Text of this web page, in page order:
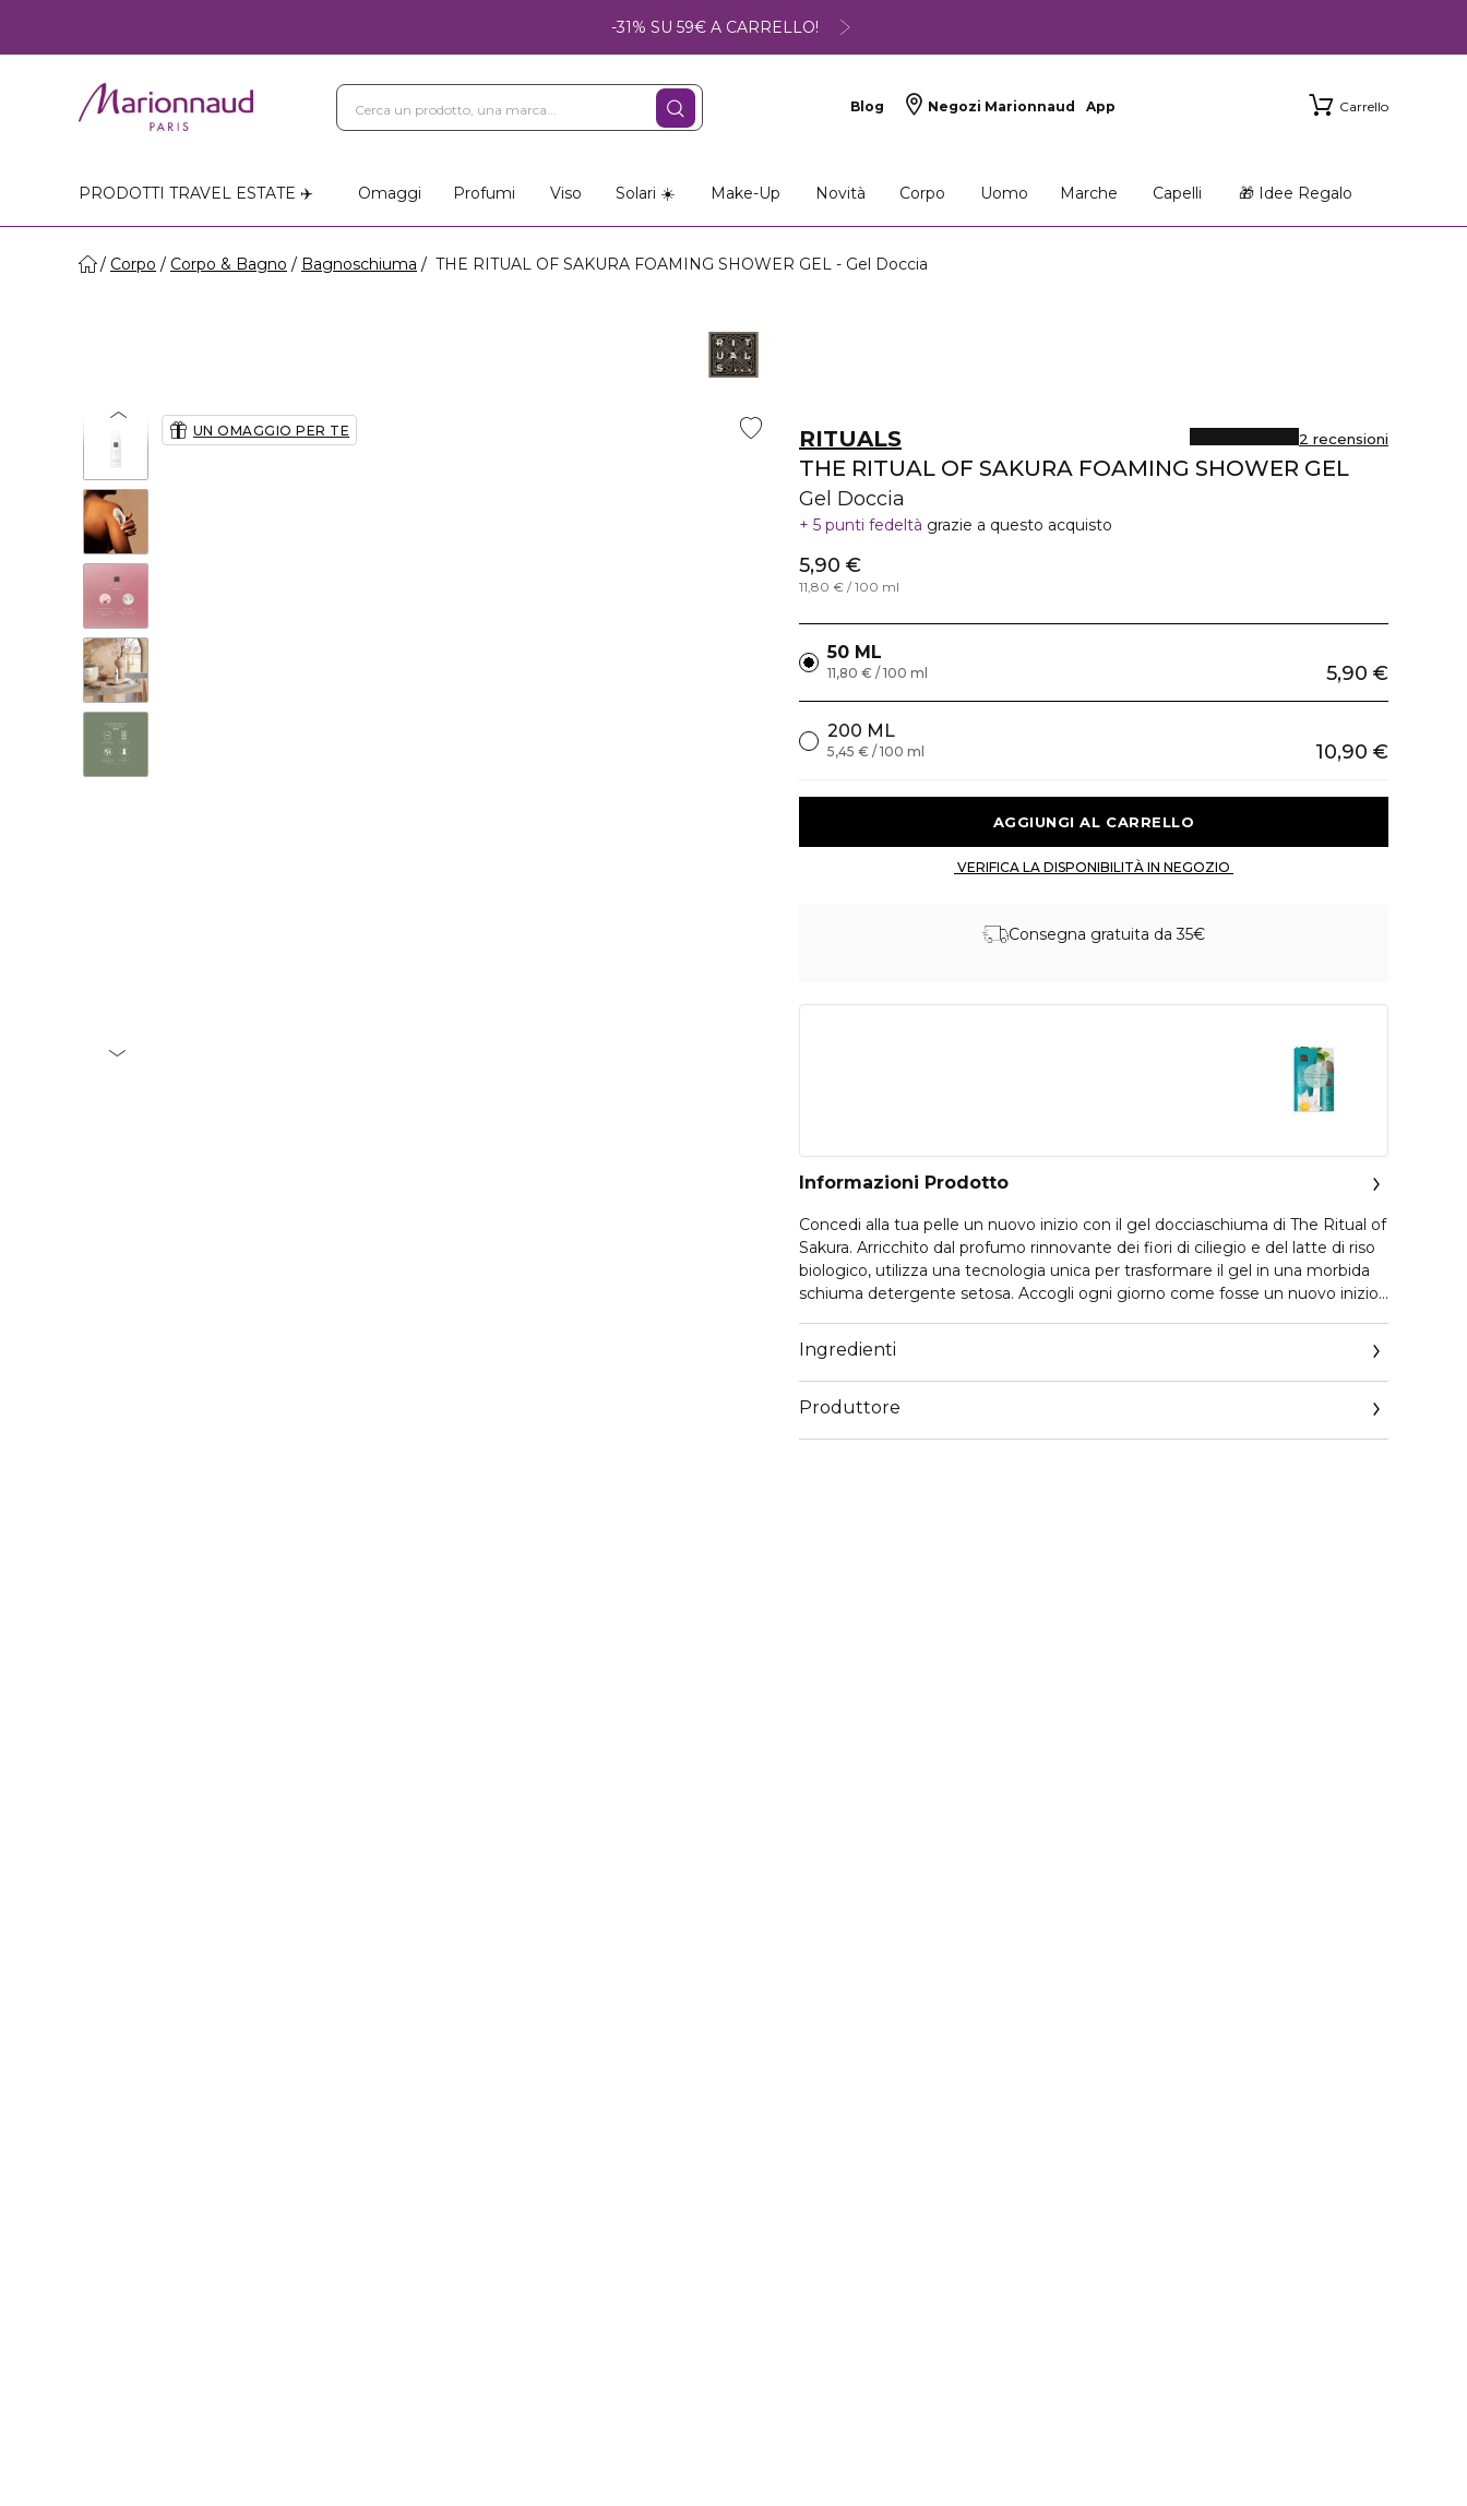
-31% SU 59€ A CARRELLO!
Blog Negozi Marionnaud App Carrello
PRODOTTI TRAVEL ESTATE ✈️ Omaggi Profumi Viso Solari ☀️ Make-Up Novità Corpo Uomo Marche Capelli 🎁 Idee Regalo
Corpo Corpo & Bagno Bagnoschiuma THE RITUAL OF SAKURA FOAMING SHOWER GEL - Gel Doccia
UN OMAGGIO PER TE
RITUALS
THE RITUAL OF SAKURA FOAMING SHOWER GEL
Gel Doccia
2 recensioni
5 punti fedeltà grazie a questo acquisto
5,90 €
11,80 € / 100 ml
50 ML
5,90 €
11,80 € / 100 ml
200 ML
10,90 €
5,45 € / 100 ml
Consegna gratuita da 35€
Informazioni Prodotto
Concedi alla tua pelle un nuovo inizio con il gel docciaschiuma di The Ritual of
Sakura. Arricchito dal profumo rinnovante dei fiori di ciliegio e del latte di riso
biologico, utilizza una tecnologia unica per trasformare il gel in una morbida
schiuma detergente setosa. Accogli ogni giorno come fosse un nuovo inizio
Ingredienti
Produttore